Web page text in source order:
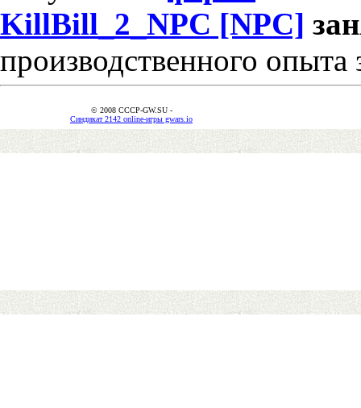
KillBill_2_NPC [NPC]
производственного опыта
© 2008 CCCP-GW.SU -
Синдикат 2142 online-игры gwars.io